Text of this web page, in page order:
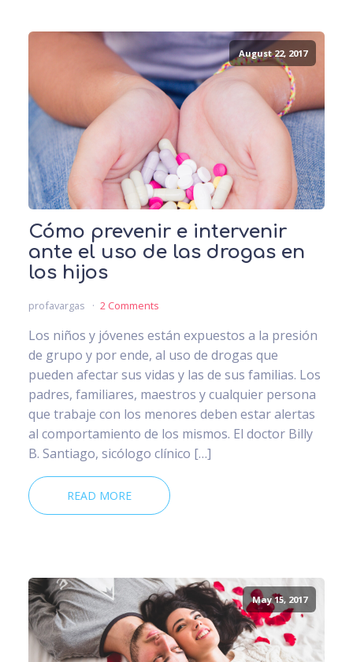
August 22, 2017
Cómo prevenir e intervenir
ante el uso de las drogas en
los hijos
profavargas 2 Comments
Los niños y jóvenes están expuestos a la presión
de grupo y por ende, al uso de drogas que
pueden afectar sus vidas y las de sus familias. Los
padres, familiares, maestros y cualquier persona
que trabaje con los menores deben estar alertas
al comportamiento de los mismos. El doctor Billy
B. Santiago, sicólogo clínico […]
READ MORE
May 15, 2017